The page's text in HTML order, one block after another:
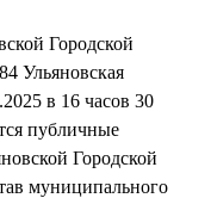
Городской
Ульяновская
в 16 часов 30
публичные
Городской
муниципального